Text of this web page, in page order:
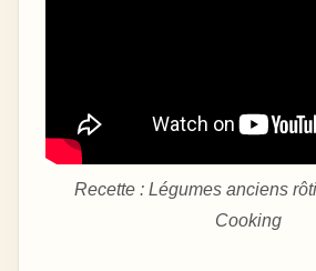
Recette : Légumes anciens
Cooking